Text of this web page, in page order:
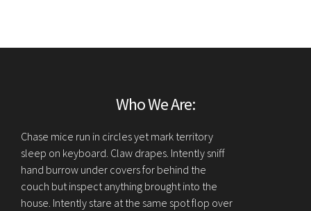
Who We Are:
Chase mice run in circles yet mark territory
sleep on keyboard. Claw drapes. Intently sniff
hand burrow under covers for behind the
couch but inspect anything brought into the
house. Intently stare at the same spot flop over